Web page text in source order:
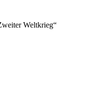
Weltkrieg“